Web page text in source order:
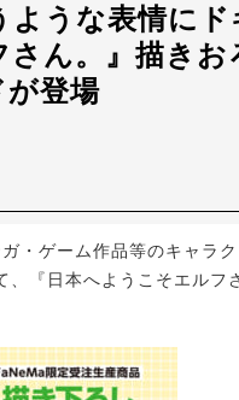
ような表情に
さん。』描き
登場
・ゲーム作品等のキャラ
『日本へようこそエルフ